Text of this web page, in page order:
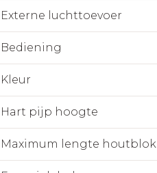
Externe luchttoevoer
Bediening
Kleur
Hart pijp hoogte
Maximum lengte houtblok